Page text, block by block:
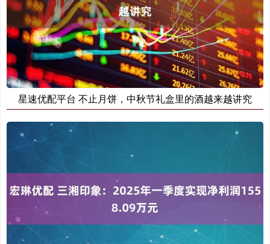
星速优配平台 不止月饼，中秋节礼盒里的酒越来越讲究